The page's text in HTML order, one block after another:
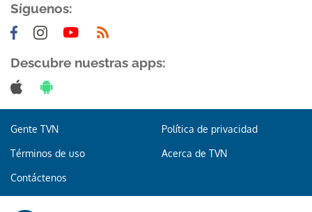
Gracias por suscribirte a nuestro boletín.
ACEPTAR
Síguenos:
Descubre nuestras apps:
Gente TVN Política de privacidad
Términos de uso Acerca de TVN
Contáctenos